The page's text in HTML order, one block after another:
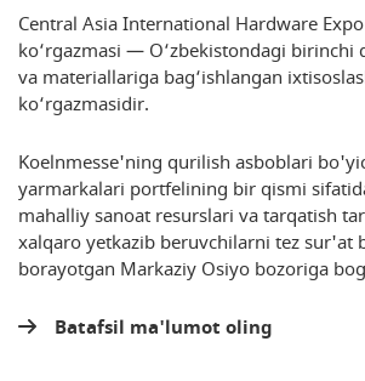
Central Asia International Hardware
ko‘rgazmasi — O‘zbekistondagi birinchi
va materiallariga bag‘ishlangan
ko‘rgazmasidir.
Koelnmesse'ning qurilish asboblari
yarmarkalari portfelining bir qismi
mahalliy sanoat resurslari va tarqatish
xalqaro yetkazib beruvchilarni tez sur'at
borayotgan Markaziy Osiyo bozoriga
Batafsil ma'lumot oling